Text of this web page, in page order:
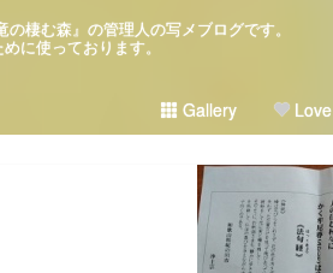
の棲む森』の管理人の写メブログです。
存報告のために使っております。
Gallery Love